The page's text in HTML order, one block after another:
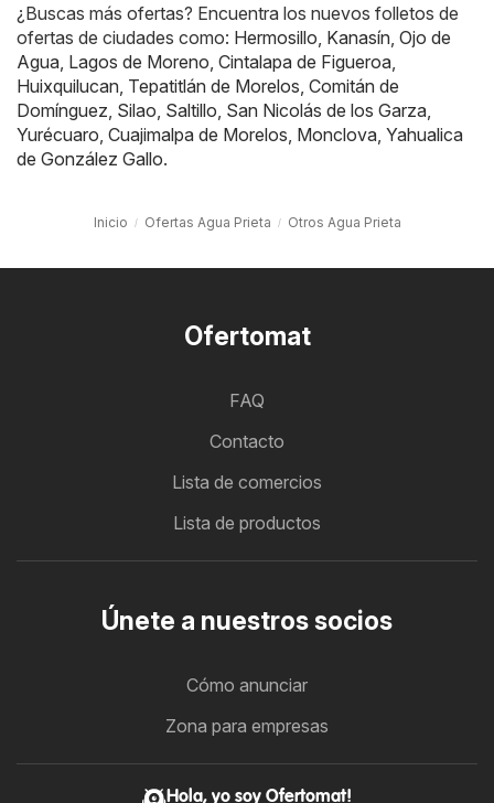
¿Buscas más ofertas? Encuentra los nuevos folletos de
ofertas de ciudades como: Hermosillo Kanasín Ojo de
Agua Lagos de Moreno Cintalapa de Figueroa
Huixquilucan Tepatitlán de Morelos Comitán de
Domínguez Silao Saltillo San Nicolás de los Garza
Yurécuaro Cuajimalpa de Morelos Monclova Yahualica
de González Gallo.
Inicio Ofertas Agua Prieta Otros Agua Prieta
Ofertomat
FAQ
Contacto
Lista de comercios
Lista de productos
Únete a nuestros socios
Cómo anunciar
Zona para empresas
Hola, yo soy Ofertomat!